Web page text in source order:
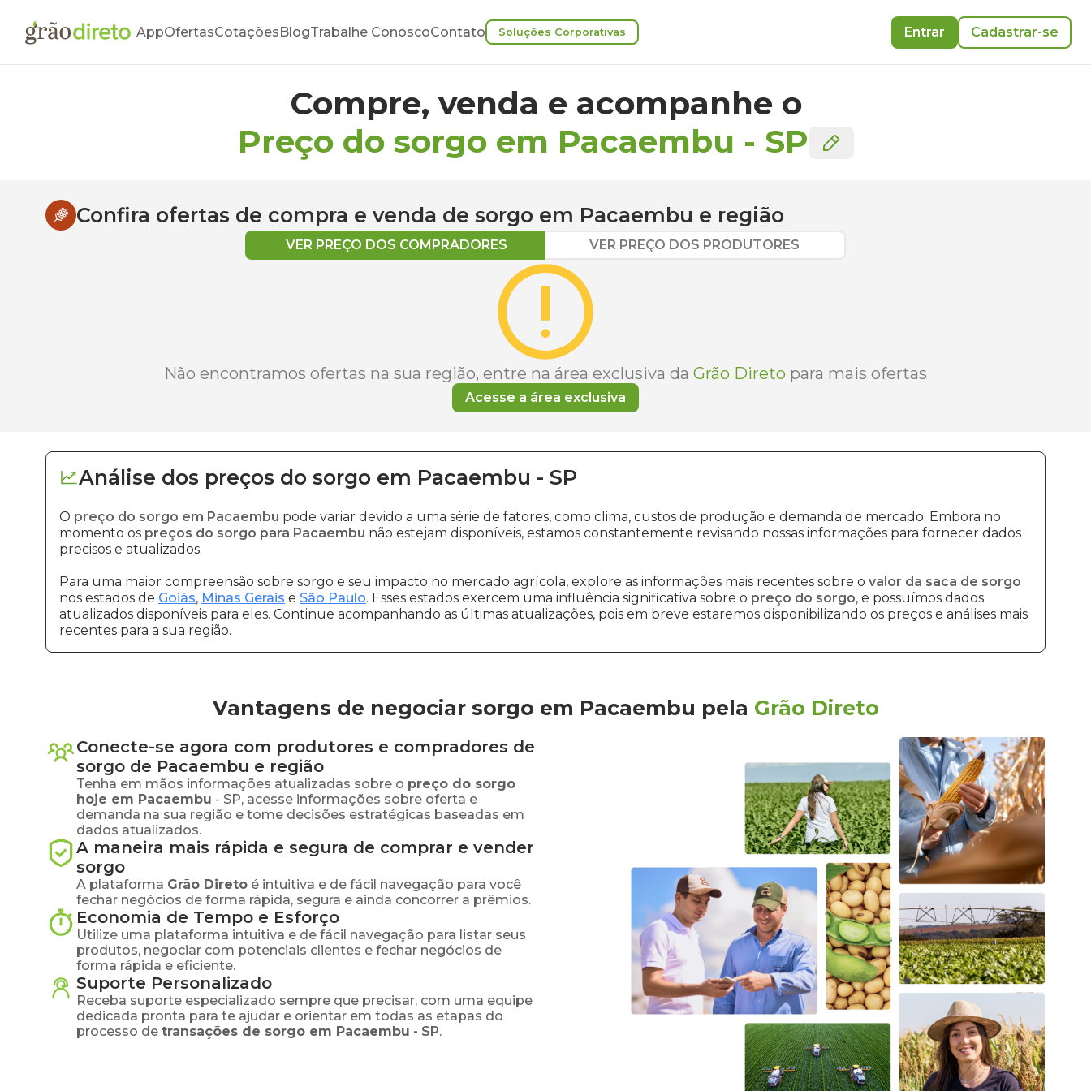
AppOfertasCotaçõesBlogTrabalhe ConoscoContato Soluções Corporativas Entrar Cadastrar-se
Compre, venda e acompanhe o
Preço do sorgo em Pacaembu - SP
Confira ofertas de compra e venda de sorgo em Pacaembu e região
VER PREÇO DOS COMPRADORES VER PREÇO DOS PRODUTORES
Não encontramos ofertas na sua região, entre na área exclusiva da Grão Direto para mais ofertas
Acesse a área exclusiva
Análise dos preços do sorgo em Pacaembu - SP
O preço do sorgo em Pacaembu pode variar devido a uma série de fatores, como clima, custos de produção e demanda de mercado. Embora no
momento os preços do sorgo para Pacaembu não estejam disponíveis, estamos constantemente revisando nossas informações para fornecer dados
precisos e atualizados.
Para uma maior compreensão sobre sorgo e seu impacto no mercado agrícola, explore as informações mais recentes sobre o valor da saca de sorgo
nos estados de Goiás, Minas Gerais e São Paulo. Esses estados exercem uma influência significativa sobre o preço do sorgo, e possuímos dados
atualizados disponíveis para eles. Continue acompanhando as últimas atualizações, pois em breve estaremos disponibilizando os preços e análises mais
recentes para a sua região.
Vantagens de negociar sorgo em Pacaembu pela Grão Direto
Conecte-se agora com produtores e compradores de
sorgo de Pacaembu e região
Tenha em mãos informações atualizadas sobre o preço do sorgo
hoje em Pacaembu - SP, acesse informações sobre oferta e
demanda na sua região e tome decisões estratégicas baseadas em
dados atualizados.
A maneira mais rápida e segura de comprar e vender
sorgo
A plataforma Grão Direto é intuitiva e de fácil navegação para você
fechar negócios de forma rápida, segura e ainda concorrer a prêmios.
Economia de Tempo e Esforço
Utilize uma plataforma intuitiva e de fácil navegação para listar seus
produtos, negociar com potenciais clientes e fechar negócios de
forma rápida e eficiente.
Suporte Personalizado
Receba suporte especializado sempre que precisar, com uma equipe
dedicada pronta para te ajudar e orientar em todas as etapas do
processo de transações de sorgo em Pacaembu - SP.